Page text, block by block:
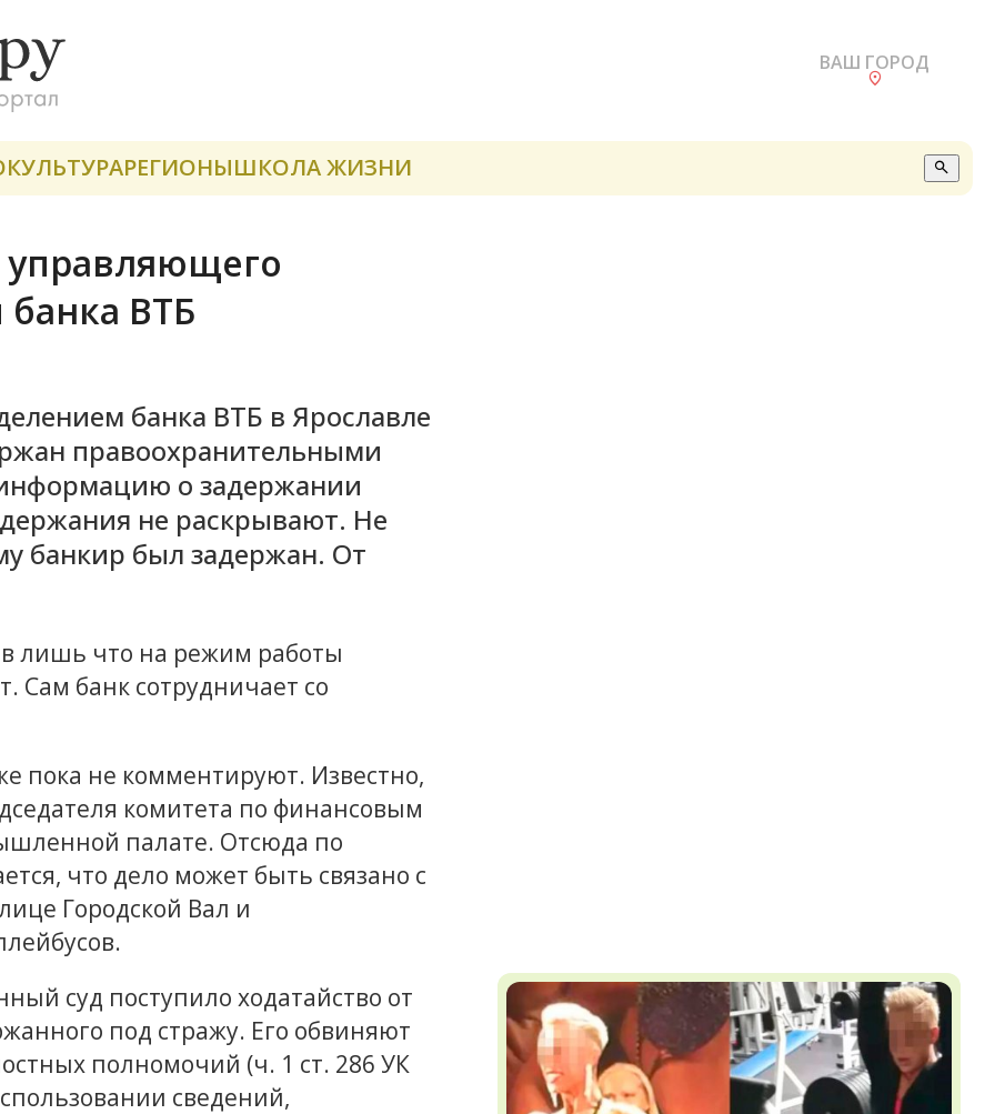
ВАШ ГОРОД
КУЛЬТУРАРЕГИОНЫШКОЛА ЖИЗНИ
управляющего
ВТБ
банка ВТБ в Ярославле
правоохранительными
о задержании
не раскрывают. Не
банкир был задержан. От
лишь что на режим работы
Сам банк сотрудничает со
пока не комментируют. Известно,
комитета по финансовым
палате. Отсюда по
что дело может быть связано с
Городской Вал и
суд поступило ходатайство от
под стражу. Его обвиняют
полномочий (ч. 1 ст. 286 УК
сведений,